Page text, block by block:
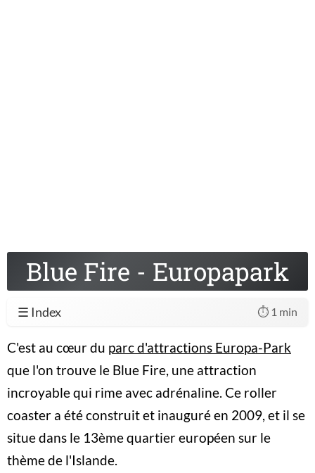
Blue Fire - Europapark
☰ Index ⏱️ 1 min
C'est au cœur du parc d'attractions Europa-Park
que l'on trouve le Blue Fire, une attraction
incroyable qui rime avec adrénaline. Ce roller
coaster a été construit et inauguré en 2009, et il se
situe dans le 13èmequartier européen sur le
thème de l'Islande.